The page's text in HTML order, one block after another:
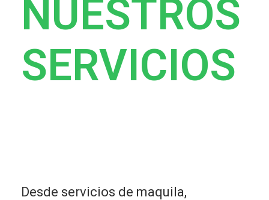
NUESTROS
SERVICIOS
Desde servicios de maquila,